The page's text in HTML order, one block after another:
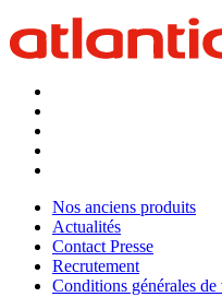
Nos anciens produits
Actualités
Contact Presse
Recrutement
Conditions générales de